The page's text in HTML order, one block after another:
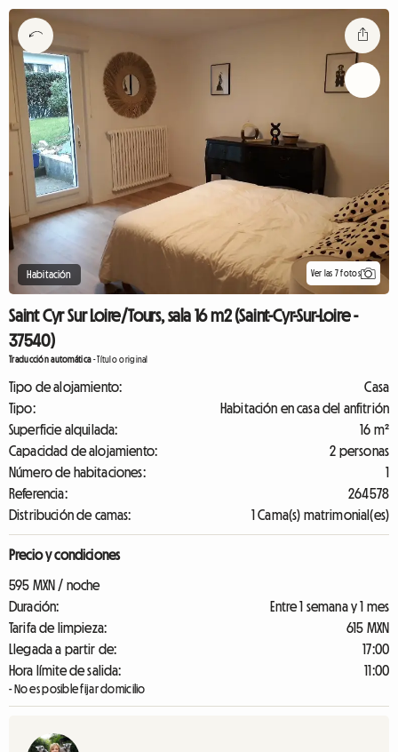
Habitación Ver las 7 fotos
Saint Cyr Sur Loire/Tours, sala 16 m2 (Saint-Cyr-Sur-Loire -
37540)
Traducción automática-Título original
Tipo de alojamiento:
Casa
Tipo:
Habitación en casa del anfitrión
Superficie alquilada:
16 m²
Capacidad de alojamiento:
2 personas
Número de habitaciones:
1
Referencia:
264578
Distribución de camas:
1 Cama(s) matrimonial(es)
Precio y condiciones
595 MXN / noche
Duración:
Entre 1 semana y 1 mes
Tarifa de limpieza:
615 MXN
Llegada a partir de:
17:00
Hora límite de salida:
11:00
- No es posible fijar domicilio